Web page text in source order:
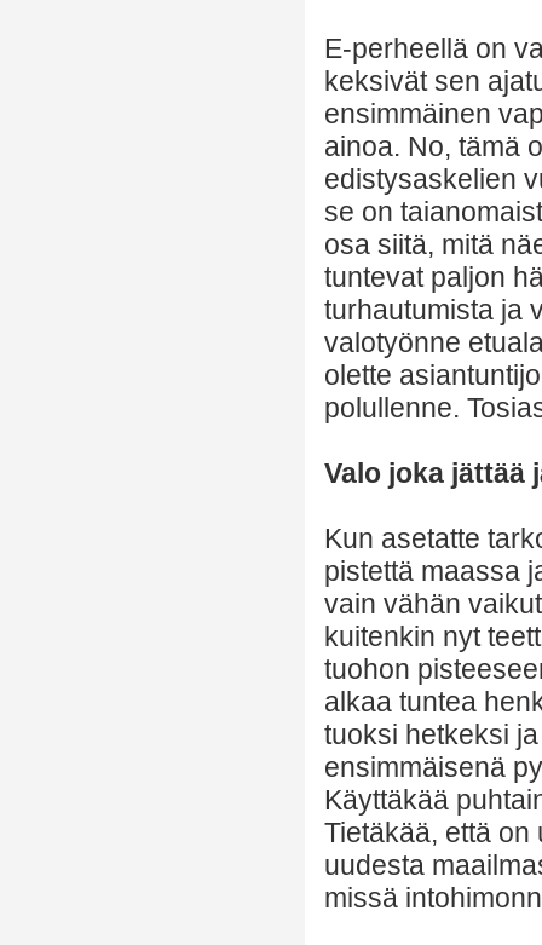
E-perheellä on
keksivät sen
ensimmäinen
ainoa. No, tämä
edistysaskelien
se on
osa siitä, mitä
tuntevat paljon
turhautumista ja
valotyönne
olette
polullenne.
Valo joka jättää
Kun asetatte
pistettä maassa
vain vähän
kuitenkin nyt
tuohon
alkaa tuntea
tuoksi hetkeksi
ensimmäisenä
Käyttäkää
Tietäkää, että
uudesta
missä